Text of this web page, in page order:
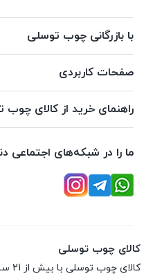
با بازرگانی چوب توسلی
صفحات کاربردی
راهنمای خرید از کالای چوب
ما را در شبکه‌های اجتماعی
کالای چوب توسلی